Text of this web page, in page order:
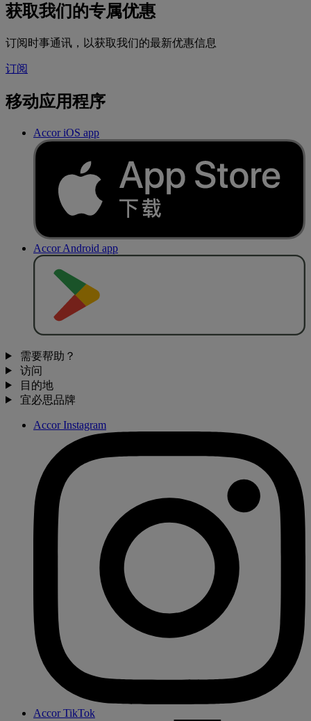
获取我们的专属优惠
订阅时事通讯，以获取我们的最新优惠信息
订阅
移动应用程序
Accor iOS app
Accor Android app
需要帮助？
访问
目的地
宜必思品牌
Accor Instagram
Accor TikTok